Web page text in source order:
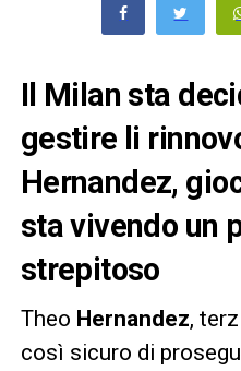
Il Milan sta
gestire li
Hernandez,
sta vivendo un
strepitoso
Theo Hernandez,
così sicuro di